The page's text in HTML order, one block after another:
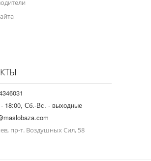
18:00, Сб.-Вс. - выходные
пр-т. Воздушных Сил, 58